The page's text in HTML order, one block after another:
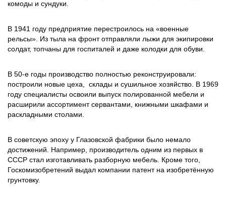
комоды и сундуки.
В 1941 году предприятие перестроилось на «военные
рельсы». Из тыла на фронт отправляли лыжи для экипировки
солдат, топчаны для госпиталей и даже колодки для обуви.
В 50-е годы производство полностью реконструировали:
построили новые цеха, склады и сушильное хозяйство. В 1969
году специалисты освоили выпуск полированной мебели и
расширили ассортимент сервантами, книжными шкафами и
раскладными столами.
В советскую эпоху у Глазовской фабрики было немало
достижений. Например, производитель одним из первых в
СССР стал изготавливать разборную мебель. Кроме того,
Госкомизобретений выдал компании патент на изобретённую
грунтовку.